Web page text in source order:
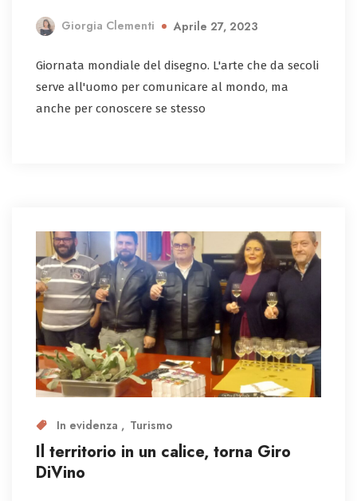
Giorgia Clementi Aprile 27, 2023
Giornata mondiale del disegno. L'arte che da secoli
serve all'uomo per comunicare al mondo, ma
anche per conoscere se stesso
In evidenza Turismo
Il territorio in un calice, torna Giro
DiVino